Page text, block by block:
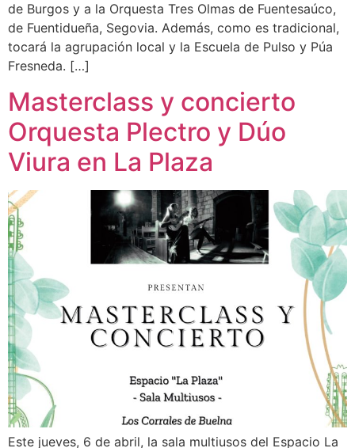
de Burgos y a la Orquesta Tres Olmas de Fuentesaúco,
de Fuentidueña, Segovia. Además, como es tradicional,
tocará la agrupación local y la Escuela de Pulso y Púa
Fresneda. […]
Masterclass y concierto
Orquesta Plectro y Dúo
Viura en La Plaza
Este jueves, 6 de abril, la sala multiusos del Espacio La